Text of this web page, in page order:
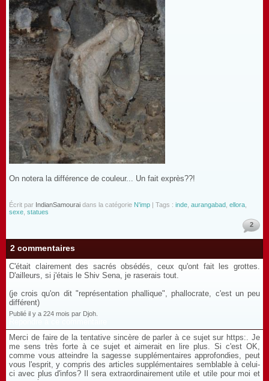
On notera la différence de couleur... Un fait exprès??!
Écrit par IndianSamourai dans la catégorie N'imp | Tags : inde aurangabad ellora
sexe statues
2
2 commentaires
C'était clairement des sacrés obsédés, ceux qu'ont fait les grottes.
D'ailleurs, si j'étais le Shiv Sena, je raserais tout.
(je crois qu'on dit "représentation phallique", phallocrate, c'est un peu
différent)
Publié il y a 224 mois par Djoh.
Merci de faire de la tentative sincère de parler à ce sujet sur https:. Je
me sens très forte à ce sujet et aimerait en lire plus. Si c'est OK,
comme vous atteindre la sagesse supplémentaires approfondies, peut
vous l'esprit, y compris des articles supplémentaires semblable à celui-
ci avec plus d'infos? Il sera extraordinairement utile et utile pour moi et